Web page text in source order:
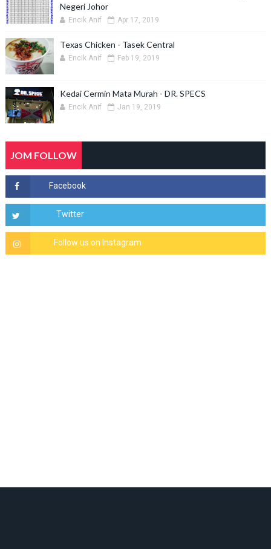
Negeri Johor
Encik Anif Apr 17, 2019
Texas Chicken - Tasek Central
Encik Anif Feb 19, 2019
Kedai Cermin Mata Murah - DR. SPECS
Encik Anif Jan 19, 2019
JOM FOLLOW